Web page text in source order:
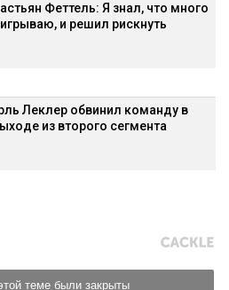
Феттель: Я знал, что много
и решил рискнуть
Леклер обвинил команду в
из второго сегмента
теме были закрыты